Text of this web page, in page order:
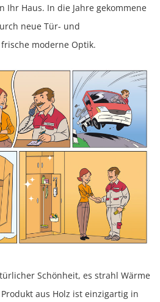
Ihr Haus. In die Jahre gekommene
neue Tür- und
moderne Optik.
Schönheit, es strahl Wärme
aus Holz ist einzigartig in